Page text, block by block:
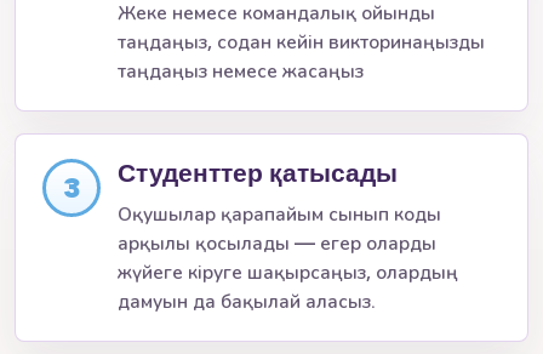
Жеке немесе командалық ойынды
таңдаңыз, содан кейін викторинаңызды
таңдаңыз немесе жасаңыз
3 Студенттер қатысады
Оқушылар қарапайым сынып коды
арқылы қосылады — егер оларды
жүйеге кіруге шақырсаңыз, олардың
дамуын да бақылай аласыз.